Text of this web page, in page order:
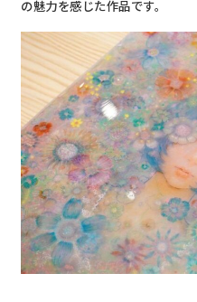
の魅力を感じた作品です。